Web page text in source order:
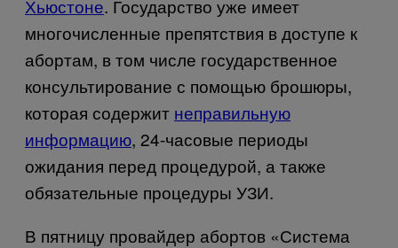
Хьюстоне. Государство уже имеет
многочисленные препятствия в доступе к
абортам, в том числе государственное
консультирование с помощью брошюры,
которая содержит неправильную
информацию, 24-часовые периоды
ожидания перед процедурой, а также
обязательные процедуры УЗИ.
В пятницу провайдер абортов «Система